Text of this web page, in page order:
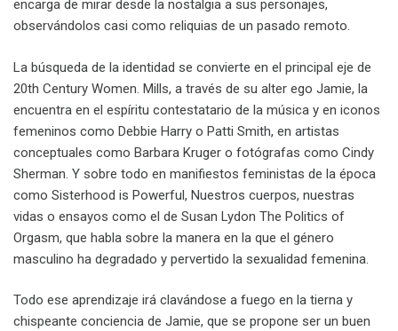
encarga de mirar desde la nostalgia a sus personajes,
observándolos casi como reliquias de un pasado remoto.
La búsqueda de la identidad se convierte en el principal eje de
20th Century Women. Mills, a través de su alter ego Jamie, la
encuentra en el espíritu contestatario de la música y en iconos
femeninos como Debbie Harry o Patti Smith, en artistas
conceptuales como Barbara Kruger o fotógrafas como Cindy
Sherman. Y sobre todo en manifiestos feministas de la época
como Sisterhood is Powerful, Nuestros cuerpos, nuestras
vidas o ensayos como el de Susan Lydon The Politics of
Orgasm, que habla sobre la manera en la que el género
masculino ha degradado y pervertido la sexualidad femenina.
Todo ese aprendizaje irá clavándose a fuego en la tierna y
chispeante conciencia de Jamie, que se propone ser un buen